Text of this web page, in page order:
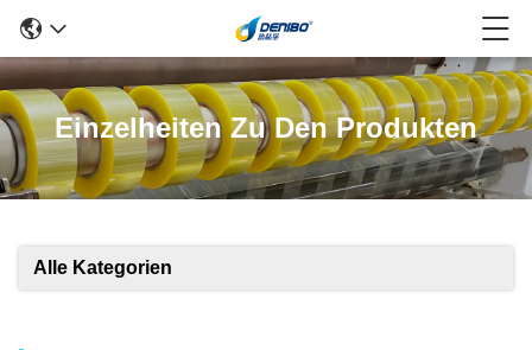
Einzelheiten Zu Den Produkten
Alle Kategorien